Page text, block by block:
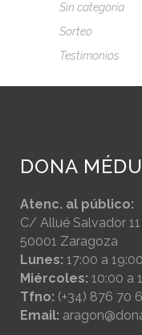
Sin categoría
Sorteo
Testimonios
DONA
Atenc. al público:
C/ Allué Salvador 11
50001 Zaragoza
Lunes: 17:00 a 19:00
Miércoles: 10:00 a
Tfno: (+34) 876 70
Email: